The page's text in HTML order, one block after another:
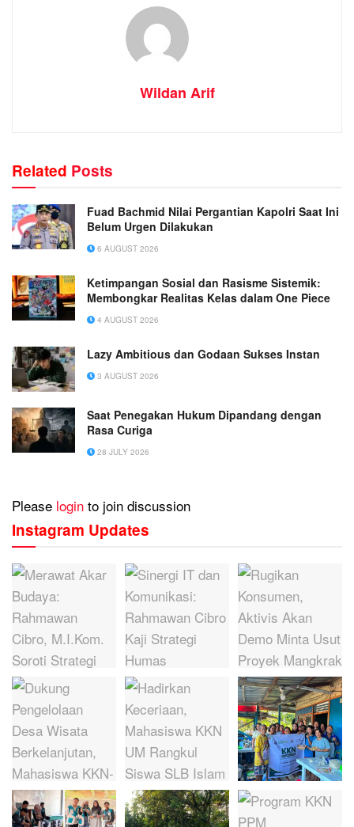
Wildan Arif
Related Posts
Fuad Bachmid Nilai Pergantian Kapolri Saat Ini
Belum Urgen Dilakukan
6 AUGUST 2026
Ketimpangan Sosial dan Rasisme Sistemik:
Membongkar Realitas Kelas dalam One Piece
4 AUGUST 2026
Lazy Ambitious dan Godaan Sukses Instan
3 AUGUST 2026
Saat Penegakan Hukum Dipandang dengan
Rasa Curiga
28 JULY 2026
Please login to join discussion
Instagram Updates